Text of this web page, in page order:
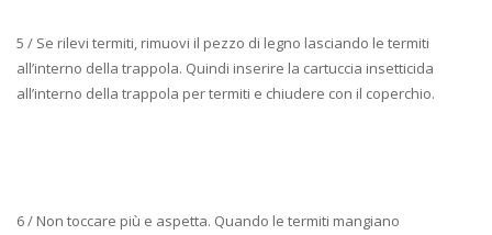
5 / Se rilevi termiti, rimuovi il pezzo di legno lasciando le termiti
all’interno della trappola. Quindi inserire la cartuccia insetticida
all’interno della trappola per termiti e chiudere con il coperchio.
6 / Non toccare più e aspetta. Quando le termiti mangiano